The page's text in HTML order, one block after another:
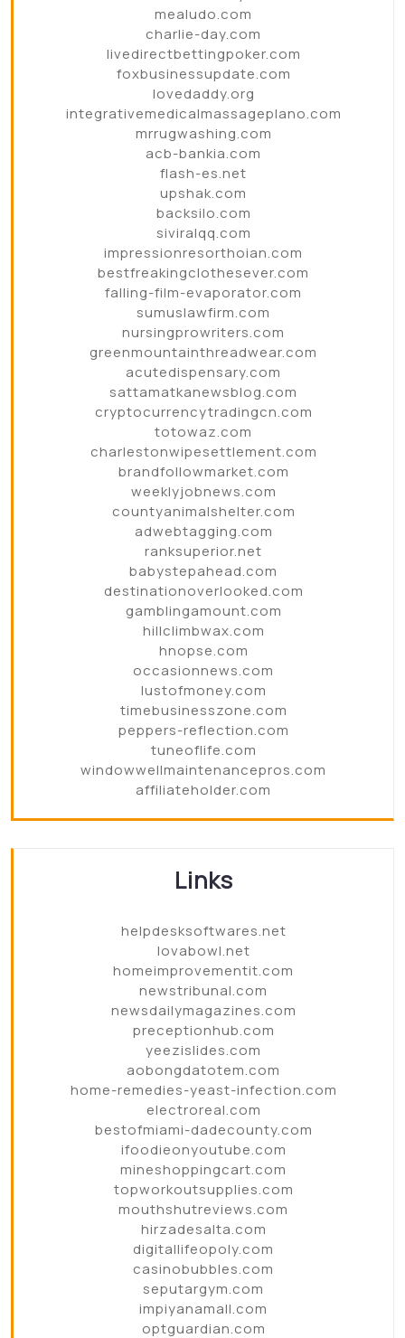
mealudo.com
charlie-day.com
livedirectbettingpoker.com
foxbusinessupdate.com
lovedaddy.org
integrativemedicalmassageplano.com
mrrugwashing.com
acb-bankia.com
flash-es.net
upshak.com
backsilo.com
siviralqq.com
impressionresorthoian.com
bestfreakingclothesever.com
falling-film-evaporator.com
sumuslawfirm.com
nursingprowriters.com
greenmountainthreadwear.com
acutedispensary.com
sattamatkanewsblog.com
cryptocurrencytradingcn.com
totowaz.com
charlestonwipesettlement.com
brandfollowmarket.com
weeklyjobnews.com
countyanimalshelter.com
adwebtagging.com
ranksuperior.net
babystepahead.com
destinationoverlooked.com
gamblingamount.com
hillclimbwax.com
hnopse.com
occasionnews.com
lustofmoney.com
timebusinesszone.com
peppers-reflection.com
tuneoflife.com
windowwellmaintenancepros.com
affiliateholder.com
Links
helpdesksoftwares.net
lovabowl.net
homeimprovementit.com
newstribunal.com
newsdailymagazines.com
preceptionhub.com
yeezislides.com
aobongdatotem.com
home-remedies-yeast-infection.com
electroreal.com
bestofmiami-dadecounty.com
ifoodieonyoutube.com
mineshoppingcart.com
topworkoutsupplies.com
mouthshutreviews.com
hirzadesalta.com
digitallifeopoly.com
casinobubbles.com
seputargym.com
impiyanamall.com
optguardian.com